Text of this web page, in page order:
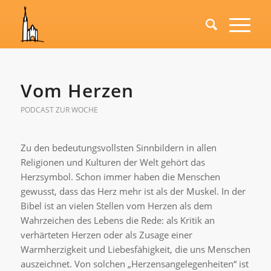
Vom Herzen
PODCAST ZUR WOCHE
Zu den bedeutungsvollsten Sinnbildern in allen
Religionen und Kulturen der Welt gehört das
Herzsymbol. Schon immer haben die Menschen
gewusst, dass das Herz mehr ist als der Muskel. In der
Bibel ist an vielen Stellen vom Herzen als dem
Wahrzeichen des Lebens die Rede: als Kritik an
verhärteten Herzen oder als Zusage einer
Warmherzigkeit und Liebesfähigkeit, die uns Menschen
auszeichnet. Von solchen „Herzensangelegenheiten“ ist